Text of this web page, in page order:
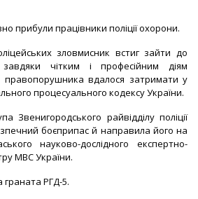
прибули працівники поліції охорони.
зловмисник встиг зайти до
чітким і професійним діям
правопорушника вдалося затримати у
процесуального кодексу України.
Звенигородського райвідділу поліції
боєприпас й направила його на
науково-дослідного експертно-
МВС України.
РГД-5.